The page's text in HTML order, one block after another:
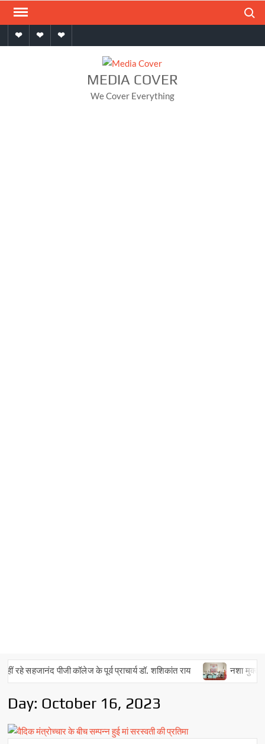
Skip
contentHomeAboutContact
MEDIA COVER
We Cover Everything
रहे सहजानंद पीजी कॉलेज के पूर्व प्राचार्य डॉ. शशिकांत राय नशा मुक्त
Day: October 16, 2023